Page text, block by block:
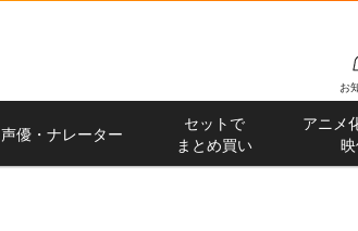
お
声優・ナレーター
セットで
まとめ買い
アニメ